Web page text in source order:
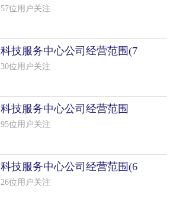
哪些（精
57位用户关注
科技服务中心公司经营范围(7
个范本
30位用户关注
科技服务中心公司经营范围
(13个范
95位用户关注
科技服务中心公司经营范围(6
个范本
26位用户关注